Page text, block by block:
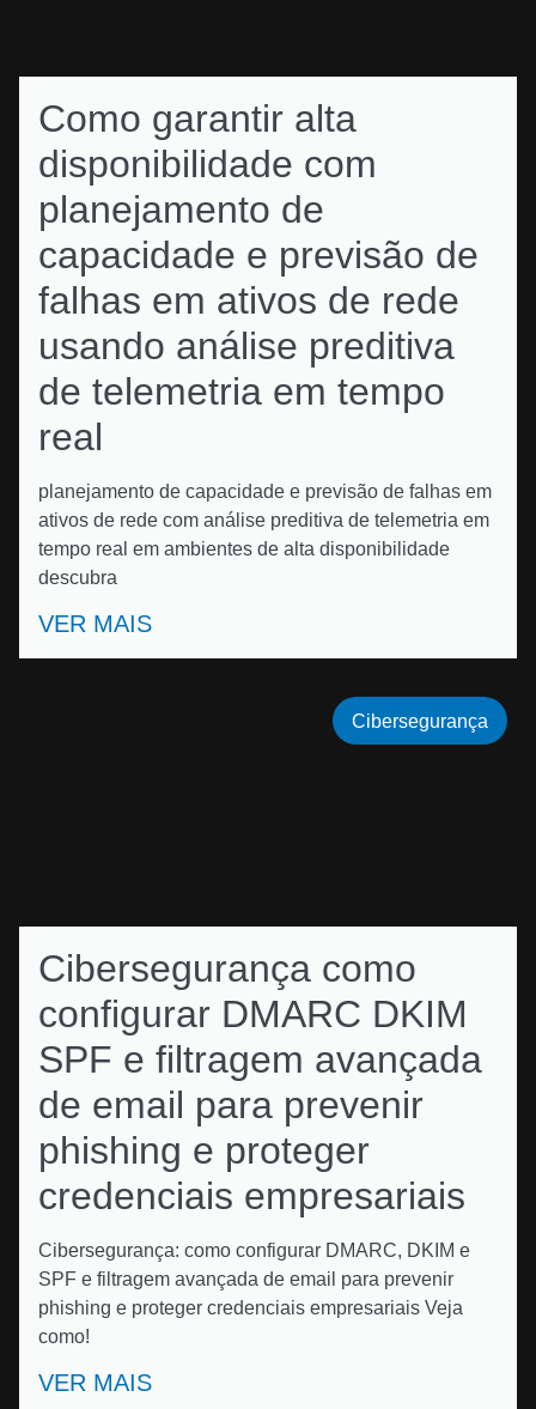
Como garantir alta
disponibilidade com
planejamento de
capacidade e previsão de
falhas em ativos de rede
usando análise preditiva
de telemetria em tempo
real
planejamento de capacidade e previsão de falhas em
ativos de rede com análise preditiva de telemetria em
tempo real em ambientes de alta disponibilidade
descubra
VER MAIS
Cibersegurança como
configurar DMARC DKIM
SPF e filtragem avançada
de email para prevenir
phishing e proteger
credenciais empresariais
Cibersegurança: como configurar DMARC, DKIM e
SPF e filtragem avançada de email para prevenir
phishing e proteger credenciais empresariais Veja
como!
VER MAIS
Cibersegurança